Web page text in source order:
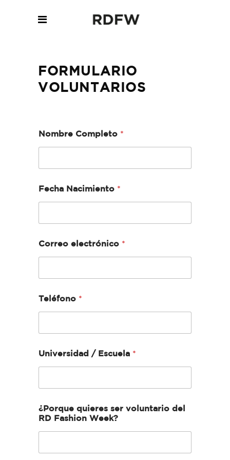
FORMULARIO
VOLUNTARIOS
Nombre Completo *
Fecha Nacimiento *
Correo electrónico *
Teléfono *
Universidad / Escuela *
¿Porque quieres ser voluntario del
RD Fashion Week?